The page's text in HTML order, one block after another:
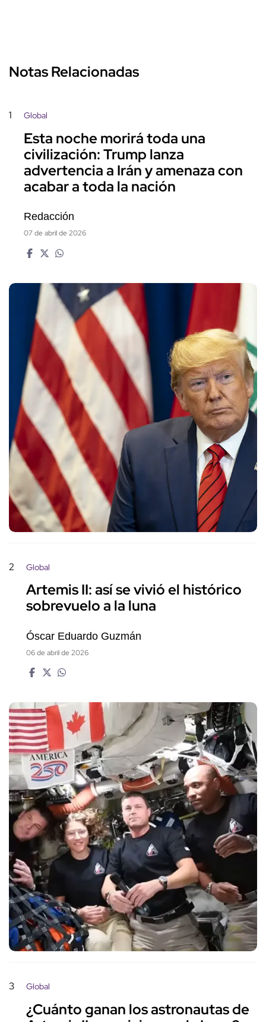
Notas Relacionadas
1 Global
Esta noche morirá toda una
civilización: Trump lanza
advertencia a Irán y amenaza con
acabar a toda la nación
Redacción
07 de abril de 2026
2 Global
Artemis II: así se vivió el histórico
sobrevuelo a la luna
Óscar Eduardo Guzmán
06 de abril de 2026
3 Global
¿Cuánto ganan los astronautas de